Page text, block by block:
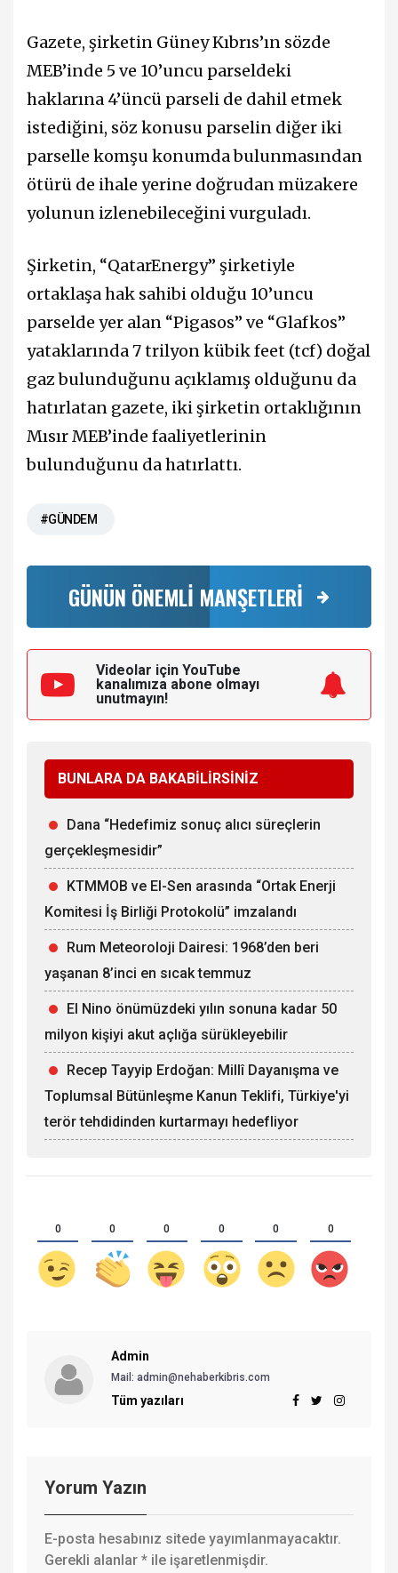
Gazete, şirketin Güney Kıbrıs’ın sözde
MEB’inde 5 ve 10’uncu parseldeki
haklarına 4’üncü parseli de dahil etmek
istediğini, söz konusu parselin diğer iki
parselle komşu konumda bulunmasından
ötürü de ihale yerine doğrudan müzakere
yolunun izlenebileceğini vurguladı.
Şirketin, “QatarEnergy” şirketiyle
ortaklaşa hak sahibi olduğu 10’uncu
parselde yer alan “Pigasos” ve “Glafkos”
yataklarında 7 trilyon kübik feet (tcf) doğal
gaz bulunduğunu açıklamış olduğunu da
hatırlatan gazete, iki şirketin ortaklığının
Mısır MEB’inde faaliyetlerinin
bulunduğunu da hatırlattı.
#GÜNDEM
GÜNÜN ÖNEMLİ MANŞETLERİ
Videolar için YouTube
kanalımıza abone olmayı
unutmayın!
BUNLARA DA BAKABİLİRSİNİZ
Dana “Hedefimiz sonuç alıcı süreçlerin
gerçekleşmesidir”
KTMMOB ve El-Sen arasında “Ortak Enerji
Komitesi İş Birliği Protokolü” imzalandı
Rum Meteoroloji Dairesi: 1968’den beri
yaşanan 8’inci en sıcak temmuz
El Nino önümüzdeki yılın sonuna kadar 50
milyon kişiyi akut açlığa sürükleyebilir
Recep Tayyip Erdoğan: Millî Dayanışma ve
Toplumsal Bütünleşme Kanun Teklifi, Türkiye'yi
terör tehdidinden kurtarmayı hedefliyor
0 0 0 0 0 0
Admin
Mail: admin@nehaberkibris.com
Tüm yazıları
Yorum Yazın
E-posta hesabınız sitede yayımlanmayacaktır.
Gerekli alanlar * ile işaretlenmişdir.